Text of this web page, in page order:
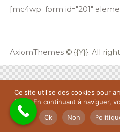
[mc4wp_form id="201"
AxiomThemes © {{Y}}. All
Ce site utilise des cookies pour
ligne. En continuant à naviguer,
Ok
Non